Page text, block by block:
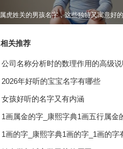
属虎姓关的男孩名字，这些独特又寓意好
相关推荐
公司名称分析时的数理作用的高级说
2026年好听的宝宝名字有哪些
女孩好听的名字又有内涵
1画属金的字_康熙字典1画五行属金
1画的字_康熙字典1画的字_1画的字